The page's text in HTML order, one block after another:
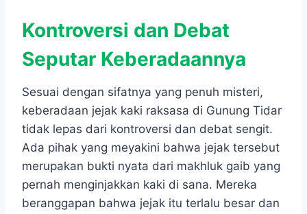
Kontroversi dan Debat
Seputar Keberadaannya
Sesuai dengan sifatnya yang penuh misteri,
keberadaan jejak kaki raksasa di Gunung Tidar
tidak lepas dari kontroversi dan debat sengit.
Ada pihak yang meyakini bahwa jejak tersebut
merupakan bukti nyata dari makhluk gaib yang
pernah menginjakkan kaki di sana. Mereka
beranggapan bahwa jejak itu terlalu besar dan